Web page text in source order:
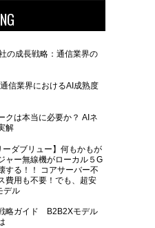
の成長戦略：通信業界の
信業界におけるAI成熟度
クは本当に必要か？ AIネ
解
ーダブリュー】何もかもが
ャー無線機がローカル５G
する！！ コアサーバー不
費用も不要！でも、超安
デル
略ガイド B2B2Xモデル